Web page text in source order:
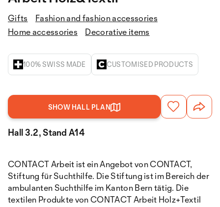
Gifts
Fashion and fashion accessories
Home accessories
Decorative items
100% SWISS MADE CUSTOMISED PRODUCTS
SHOW HALL PLAN
Hall 3.2, Stand A14
CONTACT Arbeit ist ein Angebot von CONTACT,
Stiftung für Suchthilfe. Die Stiftung ist im Bereich der
ambulanten Suchthilfe im Kanton Bern tätig. Die
textilen Produkte von CONTACT Arbeit Holz+Textil